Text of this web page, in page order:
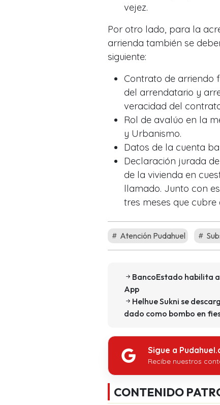
vejez.
Por otro lado, para la
arrienda también se
siguiente:
Contrato de arriendo
del arrendatario y
veracidad del
Rol de avalúo en la
y Urbanismo.
Datos de la cuenta
Declaración jurada
de la vivienda en
llamado. Junto con
tres meses que cubre
Atención Pudahuel
BancoEstado habilita
App
Helhue Sukni se
dado como bombo en
Sigue a
Recibe nuestros
CONTENIDO